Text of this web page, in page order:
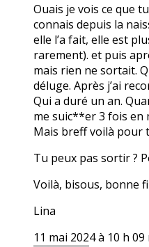
Ouais je vois ce que
connais depuis la
elle l’a fait, elle est
rarement). et puis
mais rien ne sortait.
déluge. Après j’ai
Qui a duré un an.
me suic**er 3 fois en
Mais breff voilà pour
Tu peux pas sortir ?
Voilà, bisous, bonne
Lina
11 mai 2024 à 10 h 09